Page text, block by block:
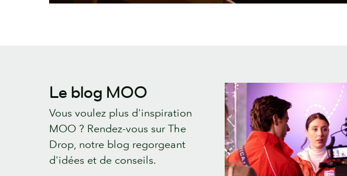
Le blog MOO
Vous voulez plus d'inspiration
MOO ? Rendez-vous sur The
Drop, notre blog regorgeant
d'idées et de conseils.